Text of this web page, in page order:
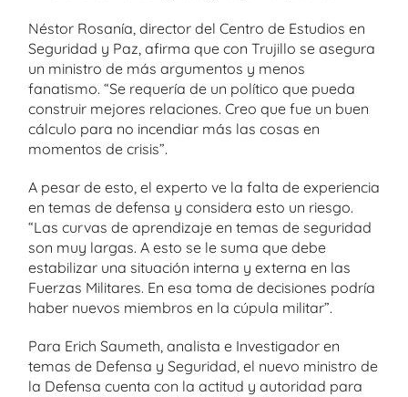
Néstor Rosanía, director del Centro de Estudios en
Seguridad y Paz, afirma que con Trujillo se asegura
un ministro de más argumentos y menos
fanatismo. “Se requería de un político que pueda
construir mejores relaciones. Creo que fue un buen
cálculo para no incendiar más las cosas en
momentos de crisis”.
A pesar de esto, el experto ve la falta de experiencia
en temas de defensa y considera esto un riesgo.
“Las curvas de aprendizaje en temas de seguridad
son muy largas. A esto se le suma que debe
estabilizar una situación interna y externa en las
Fuerzas Militares. En esa toma de decisiones podría
haber nuevos miembros en la cúpula militar”.
Para Erich Saumeth, analista e Investigador en
temas de Defensa y Seguridad, el nuevo ministro de
la Defensa cuenta con la actitud y autoridad para